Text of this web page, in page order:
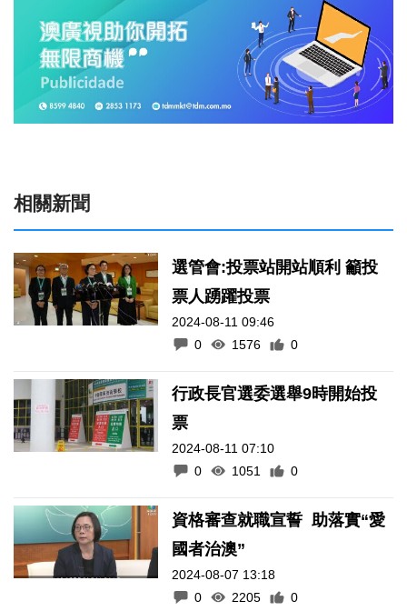
相關新聞
選管會:投票站開站順利 籲投
票人踴躍投票
2024-08-11 09:46
0
1576 0
行政長官選委選舉9時開始投
票
2024-08-11 07:10
0
1051 0
資格審查就職宣誓 助落實“愛
國者治澳”
2024-08-07 13:18
0
2205 0